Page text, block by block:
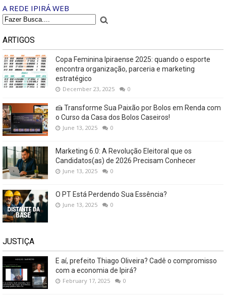
A REDE IPIRÁ WEB
ARTIGOS
Copa Feminina Ipiraense 2025: quando o esporte
encontra organização, parceria e marketing
estratégico
December 23, 2025 0
🍰 Transforme Sua Paixão por Bolos em Renda com
o Curso da Casa dos Bolos Caseiros!
June 13, 2025 0
Marketing 6.0: A Revolução Eleitoral que os
Candidatos(as) de 2026 Precisam Conhecer
June 13, 2025 0
O PT Está Perdendo Sua Essência?
June 13, 2025 0
JUSTIÇA
E aí, prefeito Thiago Oliveira? Cadê o compromisso
com a economia de Ipirá?
February 17, 2025 0